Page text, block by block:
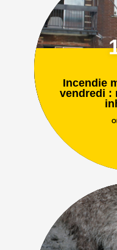
Incendie
vendredi :